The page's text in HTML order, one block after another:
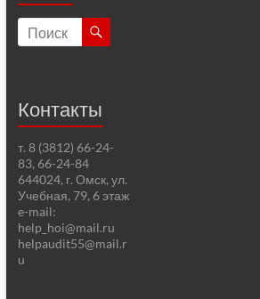
Контакты
т. 8 (3812) 66-24-
83, 66-24-84
644024, г. Омск, ул.
Учебная, 79, 6 этаж
e-mail:
help_hoi@mail.ru
helpaudit55@mail.r
u